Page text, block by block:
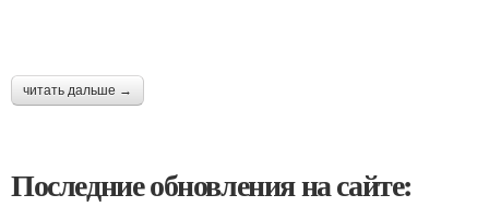
читать дальше →
Последние обновления на сайте: